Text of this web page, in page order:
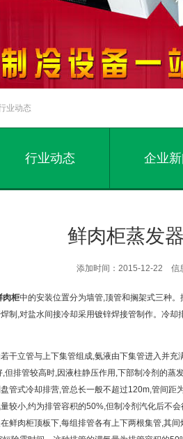
业动态
行业动态 企业
鲜肉柜蒸发
添加时间：2015-12-22 信
肉柜中的安装位置分为墙管,顶管和搁架式三种
制,对盐水间接冷却采用镀锌焊接管制作。冷
干立管与上下集管组成,氨液由下集管进入并
,但排管较高时,因液柱静压作用,下部制冷剂
管式冷却排营,管总长一般不超过120m,管间
量较小,约为排管容积的50%,但制冷剂汽化后
鲜肉柜顶板下,每组排管各有上下两根集管,其